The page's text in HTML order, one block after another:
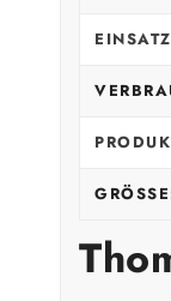
GRÖSSE: